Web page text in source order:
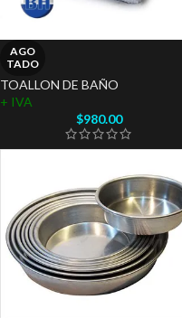
AGO
TADO
TOALLON DE BAÑO
+ IVA
$980.00